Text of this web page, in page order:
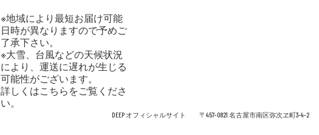
※地域により最短お届け可能
日時が異なりますので予めご
了承下さい。
※大雪、台風などの天候状況
により、運送に遅れが生じる
可能性がございます。
詳しくはこちらをご覧くださ
い。
DEEP オフィシャルサイト 〒457-0821 名古屋市南区弥次ヱ町3-4-